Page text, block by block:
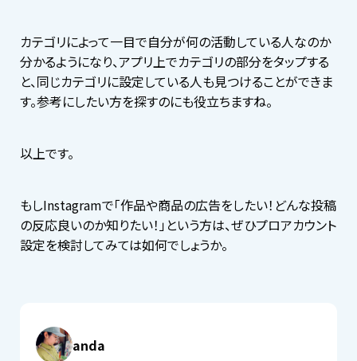
カテゴリによって一目で自分が何の活動している人なのか
分かるようになり、アプリ上でカテゴリの部分をタップする
と、同じカテゴリに設定している人も見つけることができま
す。参考にしたい方を探すのにも役立ちますね。
以上です。
もしInstagramで「作品や商品の広告をしたい！どんな投稿
の反応良いのか知りたい！」という方は、ぜひプロアカウント
設定を検討してみては如何でしょうか。
anda